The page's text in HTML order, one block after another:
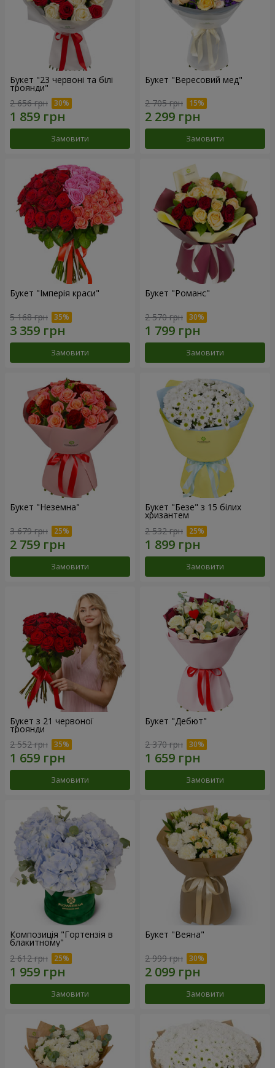
Букет "23 червоні та білі
троянди"
2 656 грн
Замовити
Букет "Вересовий мед"
2 705 грн
Замовити
Букет "Імперія краси"
5 168 грн
Замовити
Букет "Романс"
2 570 грн
Замовити
Букет "Неземна"
3 679 грн
Замовити
Букет "Безе" з 15 білих
хризантем
2 532 грн
Замовити
Букет з 21 червоної
троянди
2 552 грн
Замовити
Букет "Дебют"
2 370 грн
Замовити
Композиція "Гортензія в
блакитному"
2 612 грн
Замовити
Букет "Веяна"
2 999 грн
Замовити